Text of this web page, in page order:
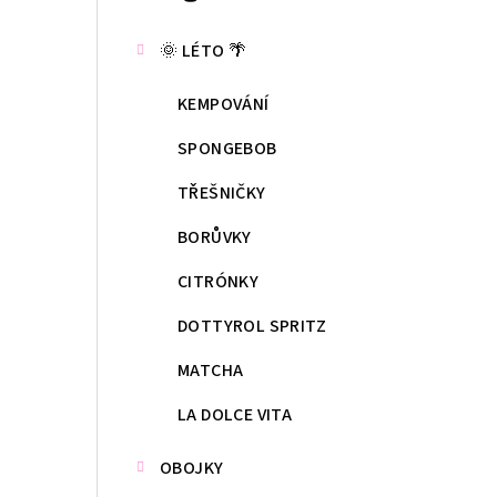
kategorie
🌞 LÉTO 🌴
KEMPOVÁNÍ
SPONGEBOB
TŘEŠNIČKY
BORŮVKY
CITRÓNKY
DOTTYROL SPRITZ
MATCHA
LA DOLCE VITA
OBOJKY